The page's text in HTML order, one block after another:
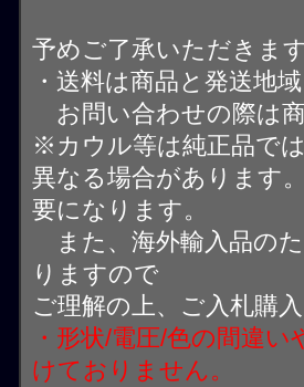
予めご了承いただきま
・送料は商品と発送地
お問い合わせの際は
※カウル等は純正品で
異なる場合があります
要になります。
また、海外輸入品の
りますので
ご理解の上、ご入札購
・形状/電圧/色の間違
けておりません。